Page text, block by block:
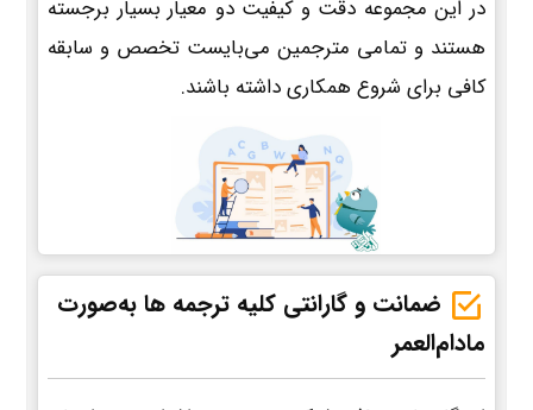
در این مجموعه دقت و کیفیت دو معیار بسیار برجسته
هستند و تمامی مترجمین می‌بایست تخصص و سابقه
کافی برای شروع همکاری داشته باشند.
ضمانت و گارانتی کلیه ترجمه ها به‌صورت
مادام‌العمر